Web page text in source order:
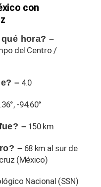
con
hora? –
del Centro /
– 4.0
-94.60°
– 150 km
– 68 km al sur de
(México)
Nacional (SSN)